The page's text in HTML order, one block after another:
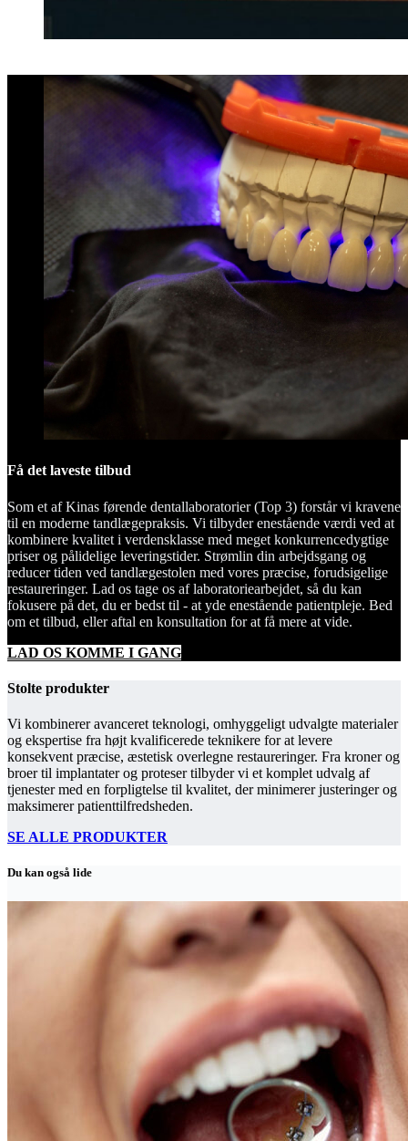
Få det laveste tilbud
Som et af Kinas førende dentallaboratorier (Top 3) forstår vi kravene
til en moderne tandlægepraksis. Vi tilbyder enestående værdi ved at
kombinere kvalitet i verdensklasse med meget konkurrencedygtige
priser og pålidelige leveringstider. Strømlin din arbejdsgang og
reducer tiden ved tandlægestolen med vores præcise, forudsigelige
restaureringer. Lad os tage os af laboratoriearbejdet, så du kan
fokusere på det, du er bedst til - at yde enestående patientpleje. Bed
om et tilbud, eller aftal en konsultation for at få mere at vide.
LAD OS KOMME I GANG
Stolte produkter
Vi kombinerer avanceret teknologi, omhyggeligt udvalgte materialer
og ekspertise fra højt kvalificerede teknikere for at levere
konsekvent præcise, æstetisk overlegne restaureringer. Fra kroner og
broer til implantater og proteser tilbyder vi et komplet udvalg af
tjenester med en forpligtelse til kvalitet, der minimerer justeringer og
maksimerer patienttilfredsheden.
SE ALLE PRODUKTER
Du kan også lide